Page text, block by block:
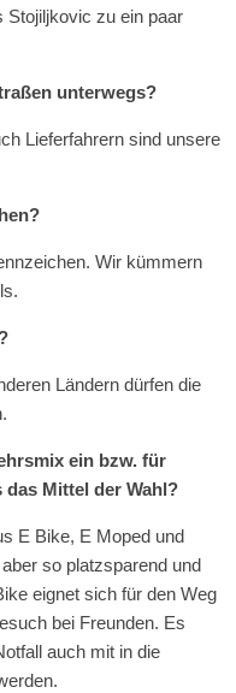
Stojiljkovic zu ein paar
unterwegs?
Lieferfahrern sind unsere
Wir kümmern
Ländern dürfen die
ein bzw. für
Mittel der Wahl?
E Bike, E Moped und
so platzsparend und
eignet sich für den Weg
bei Freunden. Es
auch mit in die